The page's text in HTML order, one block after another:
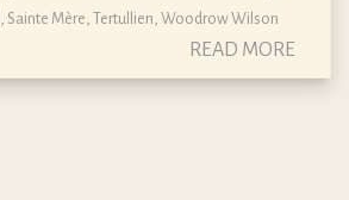
Sainte Mère Tertullien Woodrow Wilson
READ MORE